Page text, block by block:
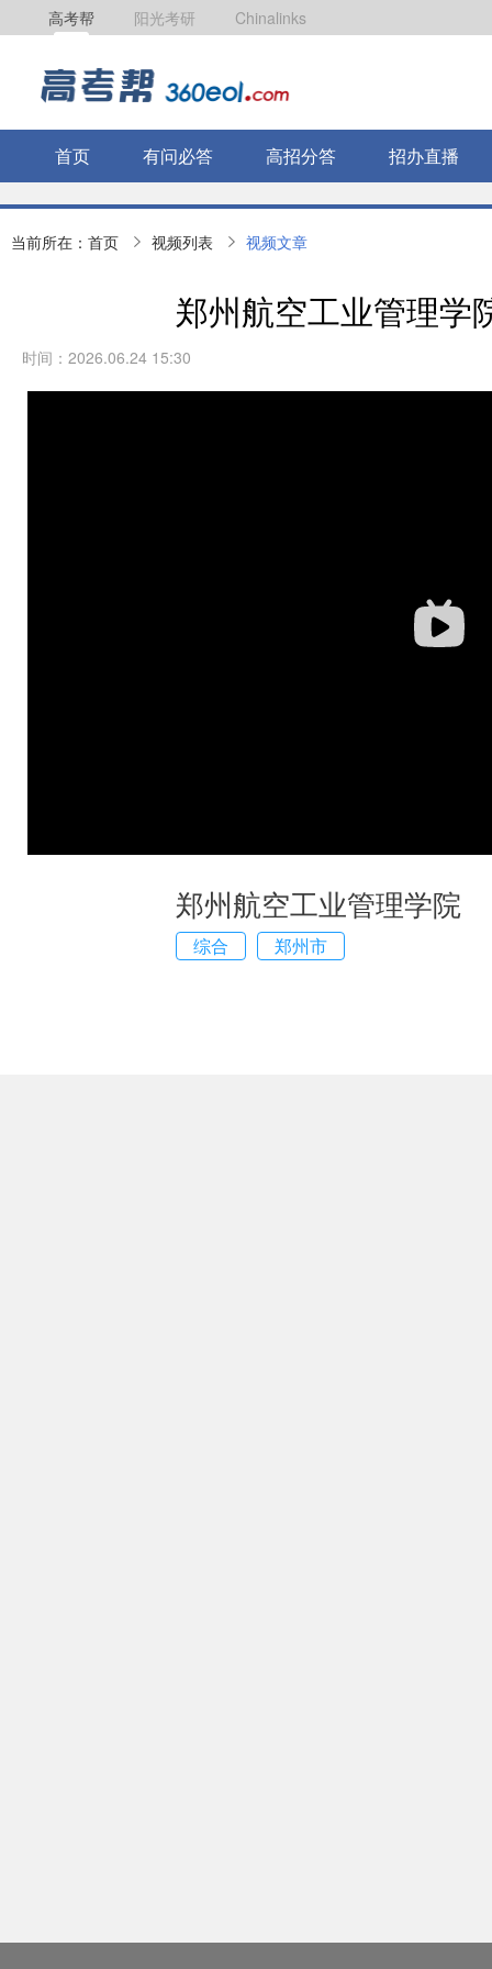
高考帮 阳光考研 Chinalinks
首页 有问必答 高招分答 招办直播
当前所在： 首页 视频列表 视频文章
郑州航空工业管理
时间：2026.06.24 15:30
郑州航空工业管理学院
综合 郑州市